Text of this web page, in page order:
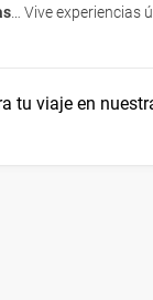
… Vive
tu viaje en
de un paquete
alrededor de 10
de la